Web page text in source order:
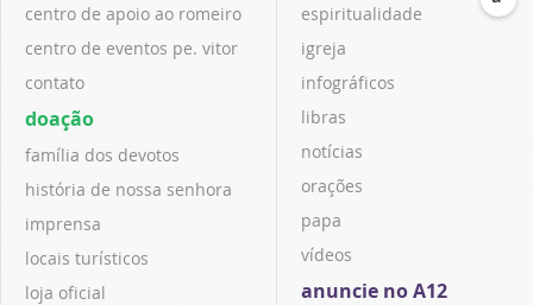
centro de apoio ao romeiro
centro de eventos pe. vitor
contato
doação
família dos devotos
história de nossa senhora
imprensa
locais turísticos
loja oficial
espiritualidade
igreja
infográficos
libras
notícias
orações
papa
vídeos
anuncie no A12